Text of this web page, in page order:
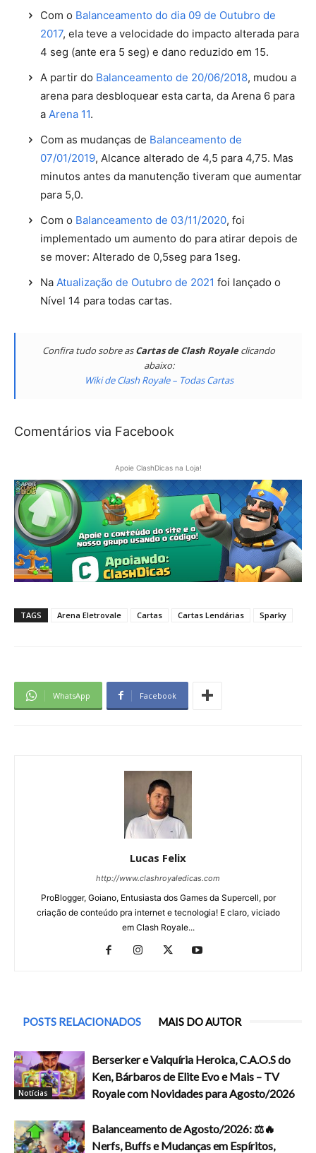
Com o Balanceamento do dia 09 de Outubro de
2017, ela teve a velocidade do impacto alterada para
4 seg (ante era 5 seg) e dano reduzido em 15.
A partir do Balanceamento de 20/06/2018, mudou a
arena para desbloquear esta carta, da Arena 6 para
a Arena 11.
Com as mudanças de Balanceamento de
07/01/2019, Alcance alterado de 4,5 para 4,75. Mas
minutos antes da manutenção tiveram que aumentar
para 5,0.
Com o Balanceamento de 03/11/2020, foi
implementado um aumento do para atirar depois de
se mover: Alterado de 0,5seg para 1seg.
Na Atualização de Outubro de 2021 foi lançado o
Nível 14 para todas cartas.
Confira tudo sobre asCartas de Clash Royaleclicando
abaixo:
Wiki de Clash Royale – Todas Cartas
Comentários via Facebook
Apoie ClashDicas na Loja!
TAGS Arena Eletrovale Cartas Cartas Lendárias Sparky
WhatsApp Facebook
Lucas Felix
http://www.clashroyaledicas.com
ProBlogger, Goiano, Entusiasta dos Games da Supercell, por
criação de conteúdo pra internet e tecnologia! E claro, viciado
em Clash Royale...
POSTS RELACIONADOS MAIS DO AUTOR
Notícias
Berserker e Valquíria Heroica, C.A.O.S do
Ken, Bárbaros de Elite Evo e Mais – TV
Royale com Novidades para Agosto/2026
Balanceamento de Agosto/2026: ⚖️🔥
Nerfs, Buffs e Mudanças em Espíritos,